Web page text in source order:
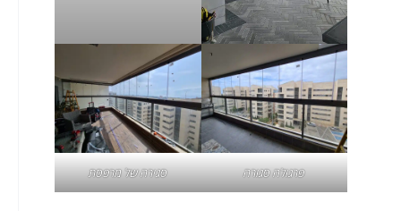
פרגולה סגורה סגירה של מרפסת